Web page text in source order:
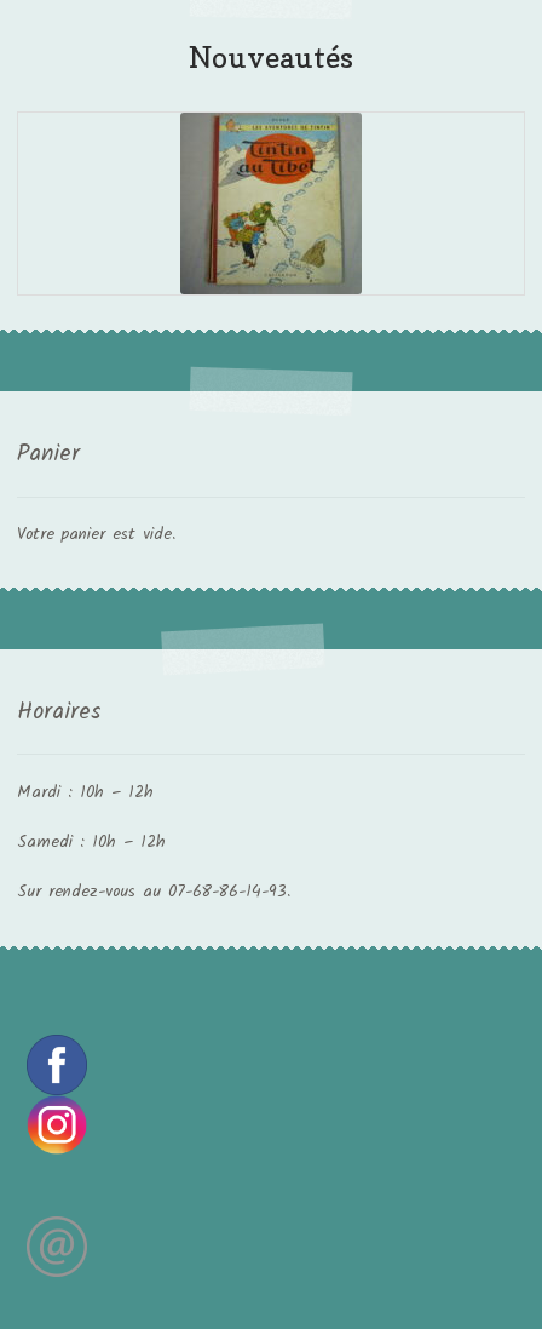
Nouveautés
Panier
Votre panier est vide.
Horaires
Mardi : 10h – 12h
Samedi : 10h – 12h
Sur rendez-vous au 07-68-86-14-93.